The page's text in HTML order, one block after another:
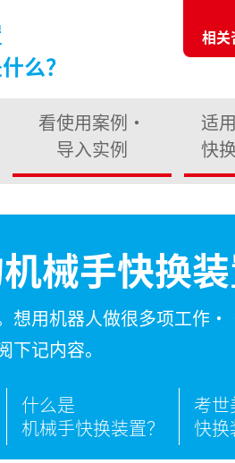
么？
相关
看使用案例・
导入实例
适
快
过渡垫板 (中间垫板)
械手快换
想用机器人做很多项工作
记内容。
什么是
机械手快换装置？
考
快换